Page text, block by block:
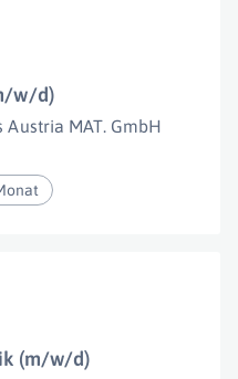
w/d)
MAT. GmbH
(m/w/d)